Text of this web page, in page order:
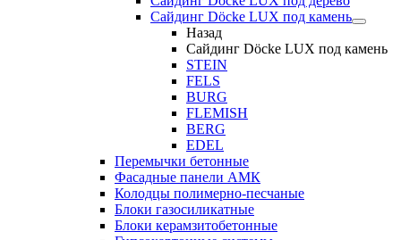
Сайдинг Döcke LUX под камень
Назад
Сайдинг Döcke LUX под камень
STEIN
FELS
BURG
FLEMISH
BERG
EDEL
Перемычки бетонные
Фасадные панели АМК
Колодцы полимерно-песчаные
Блоки газосиликатные
Блоки керамзитобетонные